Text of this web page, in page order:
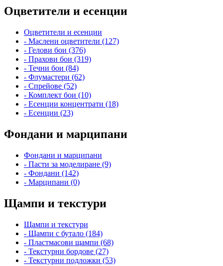
Оцветители и есенции
Оцветители и есенции
- Маслени оцветители (127)
- Гелови бои (376)
- Прахови бои (319)
- Течни бои (84)
- Флумастери (62)
- Спрейове (52)
- Комплект бои (10)
- Есенции концентрати (18)
- Есенции (23)
Фондани и марципани
Фондани и марципани
- Пасти за моделиране (9)
- Фондани (142)
- Марципани (0)
Щампи и текстури
Щампи и текстури
- Щампи с бутало (184)
- Пластмасови щампи (68)
- Текстурни бордове (27)
- Текстурни подложки (53)